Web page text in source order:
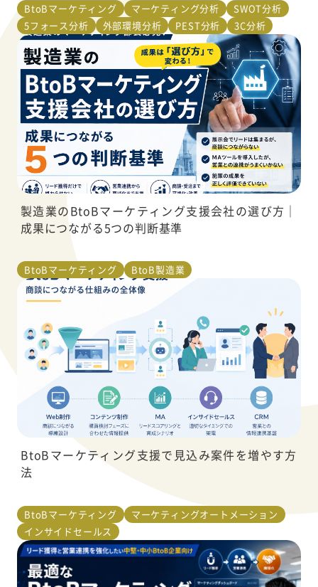
BtoBマーケティング マーケティング分析
SWOT分析
5フォース分析
外部環境分析 PEST分析 3C分析
製造業のBtoBマーケティング支援会社の選び方｜
成果につながる5つの判断基準
BtoBマーケティング BtoB製造業
BtoBマーケティング支援で見込み案件を増やす方
法
BtoBマーケティング
マーケティングオートメーション
インサイドセールス